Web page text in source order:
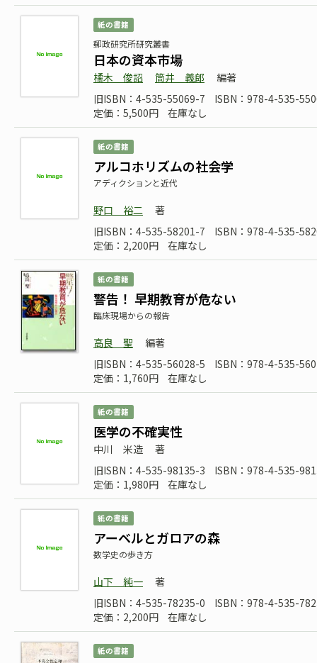
紙の書籍
郵政研究所研究叢書
日本の資本市場
橘木 俊詔 筒井 義郎
編著
旧ISBN：4-535-55069-7
ISBN：978-4-535-
定価：5,500円
在庫なし
紙の書籍
アルコホリズムの社会学
アディクションと近代
野口 裕二
著
旧ISBN：4-535-58201-7
ISBN：978-4-535-
定価：2,200円
在庫なし
紙の書籍
警告！ 早期教育が危ない
臨床現場からの報告
高良 聖
編著
旧ISBN：4-535-56028-5
ISBN：978-4-535-
定価：1,760円
在庫なし
紙の書籍
医学の不確実性
中川 米造
著
旧ISBN：4-535-98135-3
ISBN：978-4-535-
定価：1,980円
在庫なし
紙の書籍
アーベルとガロアの森
数学史の歩き方
山下 純一
著
旧ISBN：4-535-78235-0
ISBN：978-4-535-
定価：2,200円
在庫なし
紙の書籍